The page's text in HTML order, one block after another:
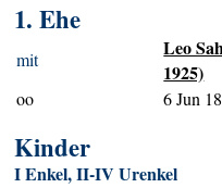
1. Ehe
mit
Leo
1925)
oo 6 Jun
Kinder
I Enkel, II-IV Urenkel